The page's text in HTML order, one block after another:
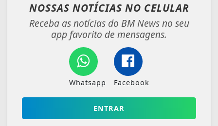
NOSSAS NOTÍCIAS NO CELULAR
Receba as notícias do BM News no seu
app favorito de mensagens.
Whatsapp Facebook
ENTRAR